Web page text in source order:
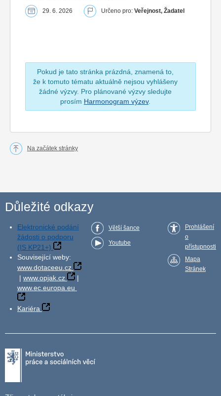
29. 6. 2026 Určeno pro: Veřejnost, Žadatel
Pokud je tato stránka prázdná, znamená to,
že k tomuto tématu aktuálně nejsou vyhlášeny
žádné výzvy. Pro plánované výzvy sledujte
prosím Harmonogram výzev.
Na začátek stránky
Důležité odkazy
Elektronické podání
žádosti o podporu
(IS KP21+)
Související weby:
www.dotaceeu.cz
| www.opjak.cz
|
www.ec.europa.eu
Kariéra
Větší šance
Youtube
Prohlášení
o
přístupnosti
Mapa
Stránek